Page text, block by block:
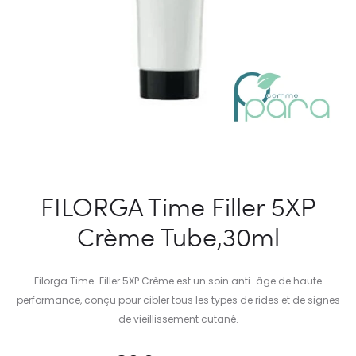
FILORGA Time Filler 5XP
Crème Tube,30ml
Filorga Time-Filler 5XP Crème est un soin anti-âge de haute
performance, conçu pour cibler tous les types de rides et de signes
de vieillissement cutané.